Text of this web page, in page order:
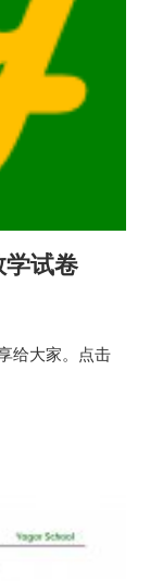
试卷
给大家。点击